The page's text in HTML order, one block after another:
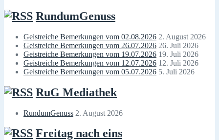
RundumGenuss
Geistreiche Bemerkungen vom 02.08.2026 2. August 2026
Geistreiche Bemerkungen vom 26.07.2026 26. Juli 2026
Geistreiche Bemerkungen vom 19.07.2026 19. Juli 2026
Geistreiche Bemerkungen vom 12.07.2026 12. Juli 2026
Geistreiche Bemerkungen vom 05.07.2026 5. Juli 2026
RuG Mediathek
RundumGenuss 2. August 2026
Freitag nach eins